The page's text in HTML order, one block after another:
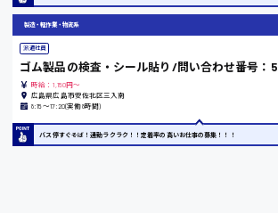
香川県
愛知県
時給1100円〜
製造・軽作業・物流系
派遣社員
ゴム製品の検査・シール貼り/問い合わせ番号：5
時給：1,150円～
広島県広島市安佐北区三入南
8:15〜17:20(実働8時間)
バス停すぐそば！通勤ラクラク！！定着率の高いお仕事の募集！！！